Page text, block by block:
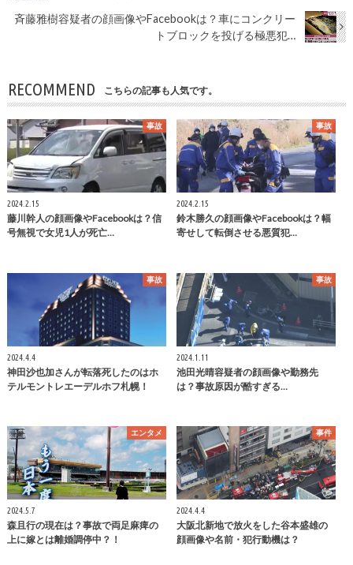
斉藤雅樹容疑者の顔画像やFacebookは？車にコンクリー
トブロックを投げる極悪犯…
RECOMMEND こちらの記事も人気です。
事故
2024.2.15
藤川幹人の顔画像やFacebookは？信
号無視で女児1人が死亡…
事故
2024.2.15
鈴木勝久の顔画像やFacebookは？幅
寄せして転倒させる悪質犯…
事故
2024.4.4
神田沙也加さんが転落死したのはホ
テルモントレエーデルホフ札幌！
事故
2024.1.11
池田光晴容疑者の顔画像や勤務先
は？事故原因が酷すぎる…
エンタメ
2024.5.7
森且行の現在は？事故で両足麻痺の
上に嫁とは離婚調停中？！
事件
2024.4.4
大阪北新地で放火をした谷本盛雄の
顔画像や名前・犯行動機は？